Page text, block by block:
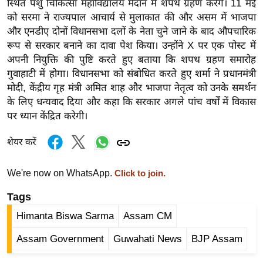
सा
हि
त्य
ज
ग
त
ऑ
टो
र्ल्ड
न्यू
ब्री
फ
नो
स्थित पशु चिकित्सा महाविद्यालय मैदान में शपथ ग्रहण करेंगे। 11 मई
को सरमा ने राज्यपाल आचार्य से मुलाकात की और असम में भाजपा
और एनडीए दोनों विधानसभा दलों के नेता चुने जाने के बाद औपचारिक
रूप से सरकार बनाने का दावा पेश किया। उन्होंने X पर एक पोस्ट में
अपनी नियुक्ति की पुष्टि करते हुए बताया कि शपथ ग्रहण समारोह
गुवाहाटी में होगा। विधानसभा को संबोधित करते हुए शर्मा ने प्रधानमंत्री
मोदी, केंद्रीय गृह मंत्री अमित शाह और भाजपा नेतृत्व को उनके समर्थन
के लिए धन्यवाद दिया और कहा कि सरकार अगले पांच वर्षों में विकास
पर ध्यान केंद्रित करेगी।
शेयर करें
We're now on WhatsApp. Click to join.
Tags
Himanta Biswa Sarma Assam CM
Assam Government Guwahati News BJP Assam